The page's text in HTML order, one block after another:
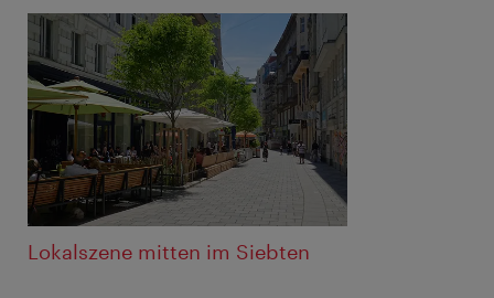
Lokalszene mitten im Siebten